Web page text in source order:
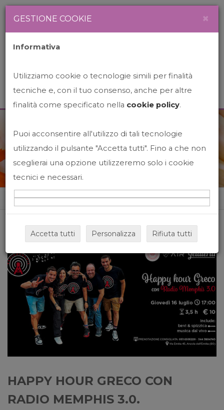
News&Events
Home News&events
HAPPY HOUR GRECO CON
RADIO MEMPHIS 3.0.
GESTIONE COOKIE ×
Informativa
Utilizziamo cookie o tecnologie simili per finalità
tecniche e, con il tuo consenso, anche per altre
finalità come specificato nella cookie policy.
Puoi acconsentire all'utilizzo di tali tecnologie
utilizzando il pulsante "Accetta tutti". Fino a che non
sceglierai una opzione utilizzeremo solo i cookie
tecnici e necessari.
Accetta tutti Personalizza Rifiuta tutti